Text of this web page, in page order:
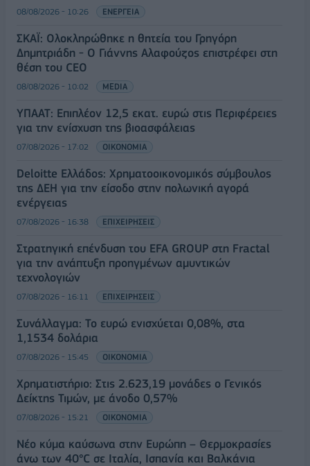
08/08/2026 - 10:26 ΕΝΕΡΓΕΙΑ
ΣΚΑΪ: Ολοκληρώθηκε η θητεία του Γρηγόρη
Δημητριάδη - Ο Γιάννης Αλαφούζος επιστρέφει στη
θέση του CEO
08/08/2026 - 10:02 MEDIA
ΥΠΑΑΤ: Επιπλέον 12,5 εκατ. ευρώ στις Περιφέρειες
για την ενίσχυση της βιοασφάλειας
07/08/2026 - 17:02 ΟΙΚΟΝΟΜΙΑ
Deloitte Ελλάδος: Χρηματοοικονομικός σύμβουλος
της ΔΕΗ για την είσοδο στην πολωνική αγορά
ενέργειας
07/08/2026 - 16:38 ΕΠΙΧΕΙΡΗΣΕΙΣ
Στρατηγική επένδυση του EFA GROUP στη Fractal
για την ανάπτυξη προηγμένων αμυντικών
τεχνολογιών
07/08/2026 - 16:11 ΕΠΙΧΕΙΡΗΣΕΙΣ
Συνάλλαγμα: Το ευρώ ενισχύεται 0,08%, στα
1,1534 δολάρια
07/08/2026 - 15:45 ΟΙΚΟΝΟΜΙΑ
Χρηματιστήριο: Στις 2.623,19 μονάδες ο Γενικός
Δείκτης Τιμών, με άνοδο 0,57%
07/08/2026 - 15:21 ΟΙΚΟΝΟΜΙΑ
Νέο κύμα καύσωνα στην Ευρώπη – Θερμοκρασίες
άνω των 40°C σε Ιταλία, Ισπανία και Βαλκάνια